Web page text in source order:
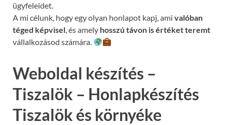
ügyfeleidet.
A mi célunk, hogy egy olyan honlapot kapj, ami valóban
téged képvisel, és amely hosszú távon is értéket teremt
vállalkozásod számára.
Weboldal készítés –
Tiszalök – Honlapkészítés
Tiszalök és környéke